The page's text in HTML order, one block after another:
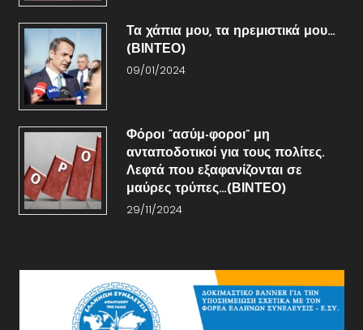
Τα χάπια μου, τα ηρεμιστικά μου…
(ΒΙΝΤΕΟ)
09/01/2024
Φόροι “ασύμ-φοροι” μη
ανταποδοτικοί για τους πολίτες.
Λεφτά που εξαφανίζονται σε
μαύρες τρύπες…(ΒΙΝΤΕΟ)
29/11/2024